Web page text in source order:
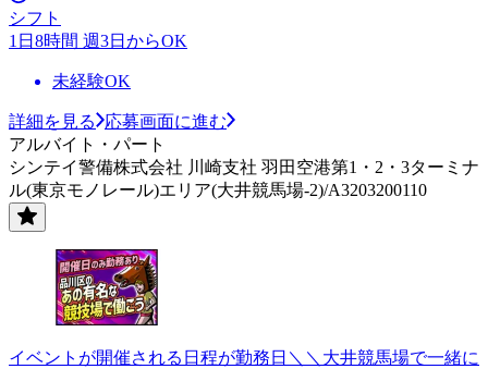
シフト
1日8時間 週3日からOK
未経験OK
詳細を見る
応募画面に進む
アルバイト・パート
シンテイ警備株式会社 川崎支社 羽田空港第1・2・3ターミナ
ル(東京モノレール)エリア(大井競馬場-2)/A3203200110
イベントが開催される日程が勤務日＼＼大井競馬場で一緒に